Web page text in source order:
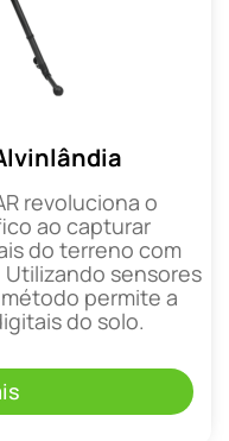
revoluciona o
ao capturar
do terreno com
sensores
permite a
do solo.